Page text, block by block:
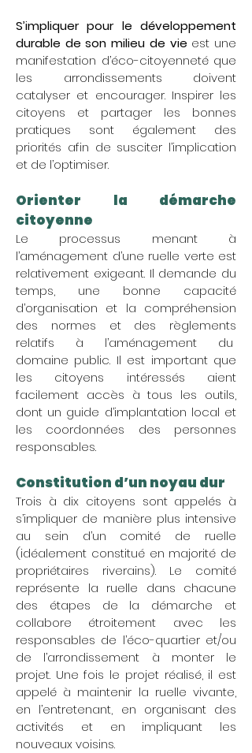
S’impliquer pour le développement
durable de son milieu de vie est une
manifestation d’éco-citoyenneté que
les arrondissements doivent
catalyser et encourager. Inspirer les
citoyens et partager les bonnes
pratiques sont également des
priorités afin de susciter l’implication
et de l’optimiser.
Orienter la démarche
citoyenne ​
Le processus menant à
l’aménagement d’une ruelle verte est
relativement exigeant. Il demande du
temps, une bonne capacité
d’organisation et la compréhension
des normes et des règlements
relatifs à l’aménagement du
domaine public. Il est important que
les citoyens intéressés aient
facilement accès à tous les outils,
dont un guide d’implantation local et
les coordonnées des personnes
responsables.
Constitution d’un noyau dur​
Trois à dix citoyens sont appelés à
s’impliquer de manière plus intensive
au sein d’un comité de ruelle
(idéalement constitué en majorité de
propriétaires riverains). Le comité
représente la ruelle dans chacune
des étapes de la démarche et
collabore étroitement avec les
responsables de l’éco-quartier et/ou
de l’arrondissement à monter le
projet. Une fois le projet réalisé, il est
appelé à maintenir la ruelle vivante,
en l’entretenant, en organisant des
activités et en impliquant les
nouveaux voisins.